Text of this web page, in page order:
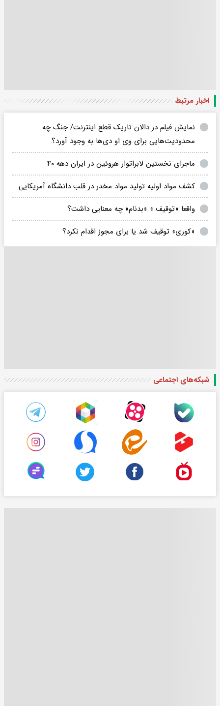
اخبار مرتبط
نمایش فیلم در دالان تاریک قطع اینترنت/ جنگ چه
محدودیت‌هایی برای وی او دی‌ها به وجود آورد؟
ماجرای نخستین لابراتوار هروئین در ایران دهه ۴۰
کشف مواد اولیه تولید مواد مخدر در قلب دانشگاه آمریکایی
واقعا «توقیف » «بدنام» چه معنایی داشت؟
«کوری» توقیف شد یا برای مجوز اقدام نکرد؟
شبکه‌های اجتماعی